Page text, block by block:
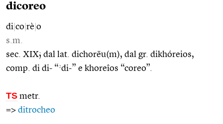
dicoreo
di co rè o
s.m.
sec. XIX; dal lat. dichorēu(m), dal gr. dikhóreios,
comp. di di- “2di-” e khoreîos “coreo”.
TS metr.
=> ditrocheo